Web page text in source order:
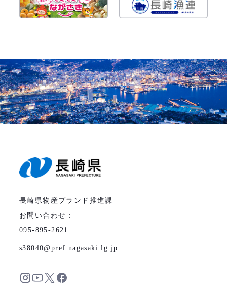
長崎県物産ブランド推進課
お問い合わせ：
095-895-2621
s38040 pref.nagasaki.lg.jp